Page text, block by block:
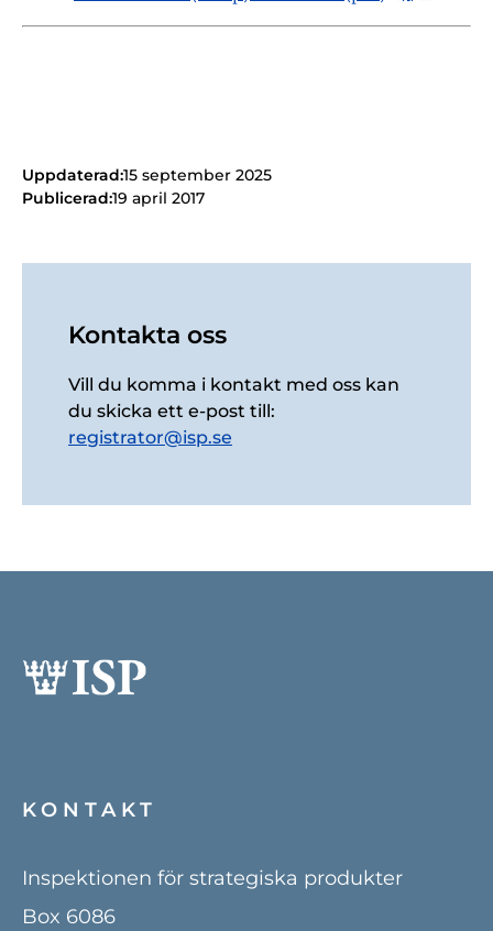
Uppdaterad:15 september 2025
Publicerad:19 april 2017
Kontakta oss
Vill du komma i kontakt med oss kan
du skicka ett e-post till:
registrator@isp.se
KONTAKT
Inspektionen för strategiska produkter
Box 6086